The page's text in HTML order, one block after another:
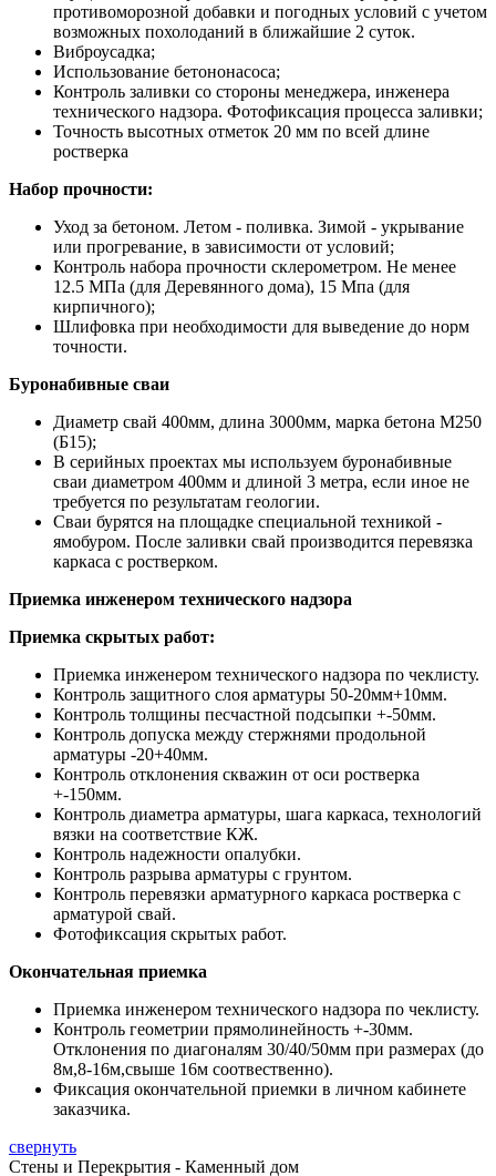
противоморозной добавки и погодных условий с учетом
возможных похолоданий в ближайшие 2 суток.
Виброусадка;
Использование бетононасоса;
Контроль заливки со стороны менеджера, инженера
технического надзора. Фотофиксация процесса заливки;
Точность высотных отметок 20 мм по всей длине
ростверка
Набор прочности:
Уход за бетоном. Летом - поливка. Зимой - укрывание
или прогревание, в зависимости от условий;
Контроль набора прочности склерометром. Не менее
12.5 МПа (для Деревянного дома), 15 Мпа (для
кирпичного);
Шлифовка при необходимости для выведение до норм
точности.
Буронабивные сваи
Диаметр свай 400мм, длина 3000мм, марка бетона М250
(Б15);
В серийных проектах мы используем буронабивные
сваи диаметром 400мм и длиной 3 метра, если иное не
требуется по результатам геологии.
Сваи бурятся на площадке специальной техникой -
ямобуром. После заливки свай производится перевязка
каркаса с ростверком.
Приемка инженером технического надзора
Приемка скрытых работ:
Приемка инженером технического надзора по чеклисту.
Контроль защитного слоя арматуры 50-20мм+10мм.
Контроль толщины песчастной подсыпки +-50мм.
Контроль допуска между стержнями продольной
арматуры -20+40мм.
Контроль отклонения скважин от оси ростверка
+-150мм.
Контроль диаметра арматуры, шага каркаса, технологий
вязки на соответствие КЖ.
Контроль надежности опалубки.
Контроль разрыва арматуры с грунтом.
Контроль перевязки арматурного каркаса ростверка с
арматурой свай.
Фотофиксация скрытых работ.
Окончательная приемка
Приемка инженером технического надзора по чеклисту.
Контроль геометрии прямолинейность +-30мм.
Отклонения по диагоналям 30/40/50мм при размерах (до
8м,8-16м,свыше 16м соотвественно).
Фиксация окончательной приемки в личном кабинете
заказчика.
свернуть
Стены и Перекрытия - Каменный дом